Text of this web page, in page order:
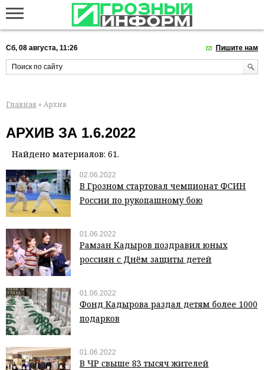
Сб, 08 августа, 11:26 Пишите нам
Главная » Архив
АРХИВ ЗА 1.6.2022
Найдено материалов: 61.
02.06.2022
В Грозном стартовал чемпионат ФСИН
России по рукопашному бою
01.06.2022
Рамзан Кадыров поздравил юных
россиян с Днём защиты детей
01.06.2022
Фонд Кадырова раздал детям более 1000
подарков
01.06.2022
В ЧР свыше 83 тысяч жителей